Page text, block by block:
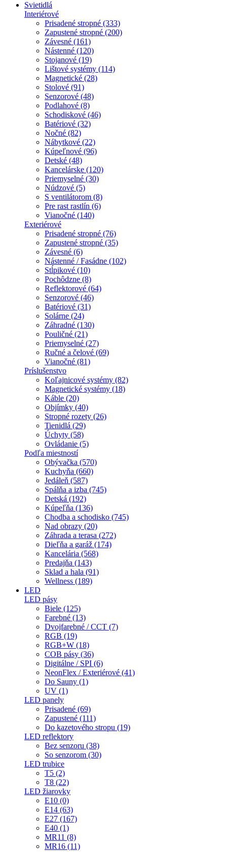
Svietidlá
Interiérové
Prisadené stropné (333)
Zapustené stropné (200)
Závesné (161)
Nástenné (120)
Stojanové (19)
Lištové systémy (114)
Magnetické (28)
Stolové (91)
Senzorové (48)
Podlahové (8)
Schodiskové (46)
Batériové (32)
Nočné (82)
Nábytkové (22)
Kúpeľnové (96)
Detské (48)
Kancelárske (120)
Priemyselné (30)
Núdzové (5)
S ventilátorom (8)
Pre rast rastlín (6)
Vianočné (140)
Exteriérové
Prisadené stropné (76)
Zapustené stropné (35)
Závesné (6)
Nástenné / Fasádne (102)
Stĺpikové (10)
Pochôdzne (8)
Reflektorové (64)
Senzorové (46)
Batériové (31)
Solárne (24)
Záhradné (130)
Pouličné (21)
Priemyselné (27)
Ručné a čelové (69)
Vianočné (81)
Príslušenstvo
Koľajnicové systémy (82)
Magnetické systémy (18)
Káble (20)
Objímky (40)
Stropné rozety (26)
Tienidlá (29)
Úchyty (58)
Ovládanie (5)
Podľa miestností
Obývačka (570)
Kuchyňa (660)
Jedáleň (587)
Spálňa a izba (745)
Detská (192)
Kúpeľňa (136)
Chodba a schodisko (745)
Nad obrazy (20)
Záhrada a terasa (272)
Dieľňa a garáž (174)
Kancelária (568)
Predajňa (143)
Sklad a hala (91)
Wellness (189)
LED
LED pásy
Biele (125)
Farebné (13)
Dvojfarebné / CCT (7)
RGB (19)
RGB+W (18)
COB pásy (36)
Digitálne / SPI (6)
NeonFlex / Exteriérové (41)
Do Sauny (1)
UV (1)
LED panely
Prisadené (69)
Zapustené (111)
Do kazetového stropu (19)
LED reflektory
Bez senzoru (38)
So senzorom (30)
LED trubice
T5 (2)
T8 (22)
LED žiarovky
E10 (0)
E14 (63)
E27 (167)
E40 (1)
MR11 (8)
MR16 (11)